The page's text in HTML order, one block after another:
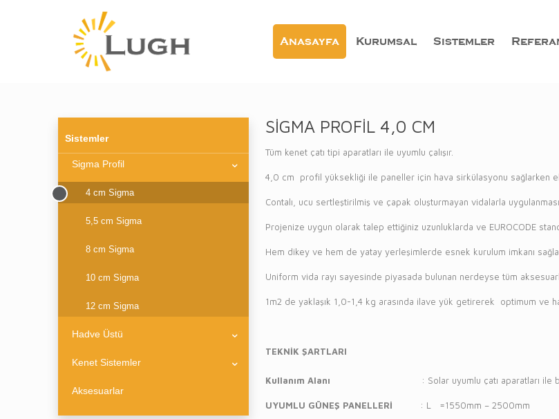
Anasayfa Kurumsal Sistemler
Sistemler
Sigma Profil
4 cm Sigma
5,5 cm Sigma
8 cm Sigma
10 cm Sigma
12 cm Sigma
Hadve Üstü
Kenet Sistemler
Aksesuarlar
SİGMA PROFİL 4,0 CM
Tüm kenet çatı tipi aparatları ile uyumlu çalışır.
4,0 cm profil yüksekliği ile paneller için hava sirkülasyonu sağlarken
Contalı, ucu sertleştirilmiş ve çapak oluşturmayan vidalarla
Projenize uygun olarak talep ettiğiniz uzunluklarda ve EUROCODE
Hem dikey ve hem de yatay yerleşimlerde esnek kurulum imkanı
Uniform vida rayı sayesinde piyasada bulunan nerdeyse tüm
1m2 de yaklaşık 1,0-1,4 kg arasında ilave yük getirerek optimum ve
TEKNİK ŞARTLARI
Kullanım Alanı : Solar uyumlu çatı aparatları ile
UYUMLU GÜNEŞ PANELLERİ : L =1550mm – 2500mm